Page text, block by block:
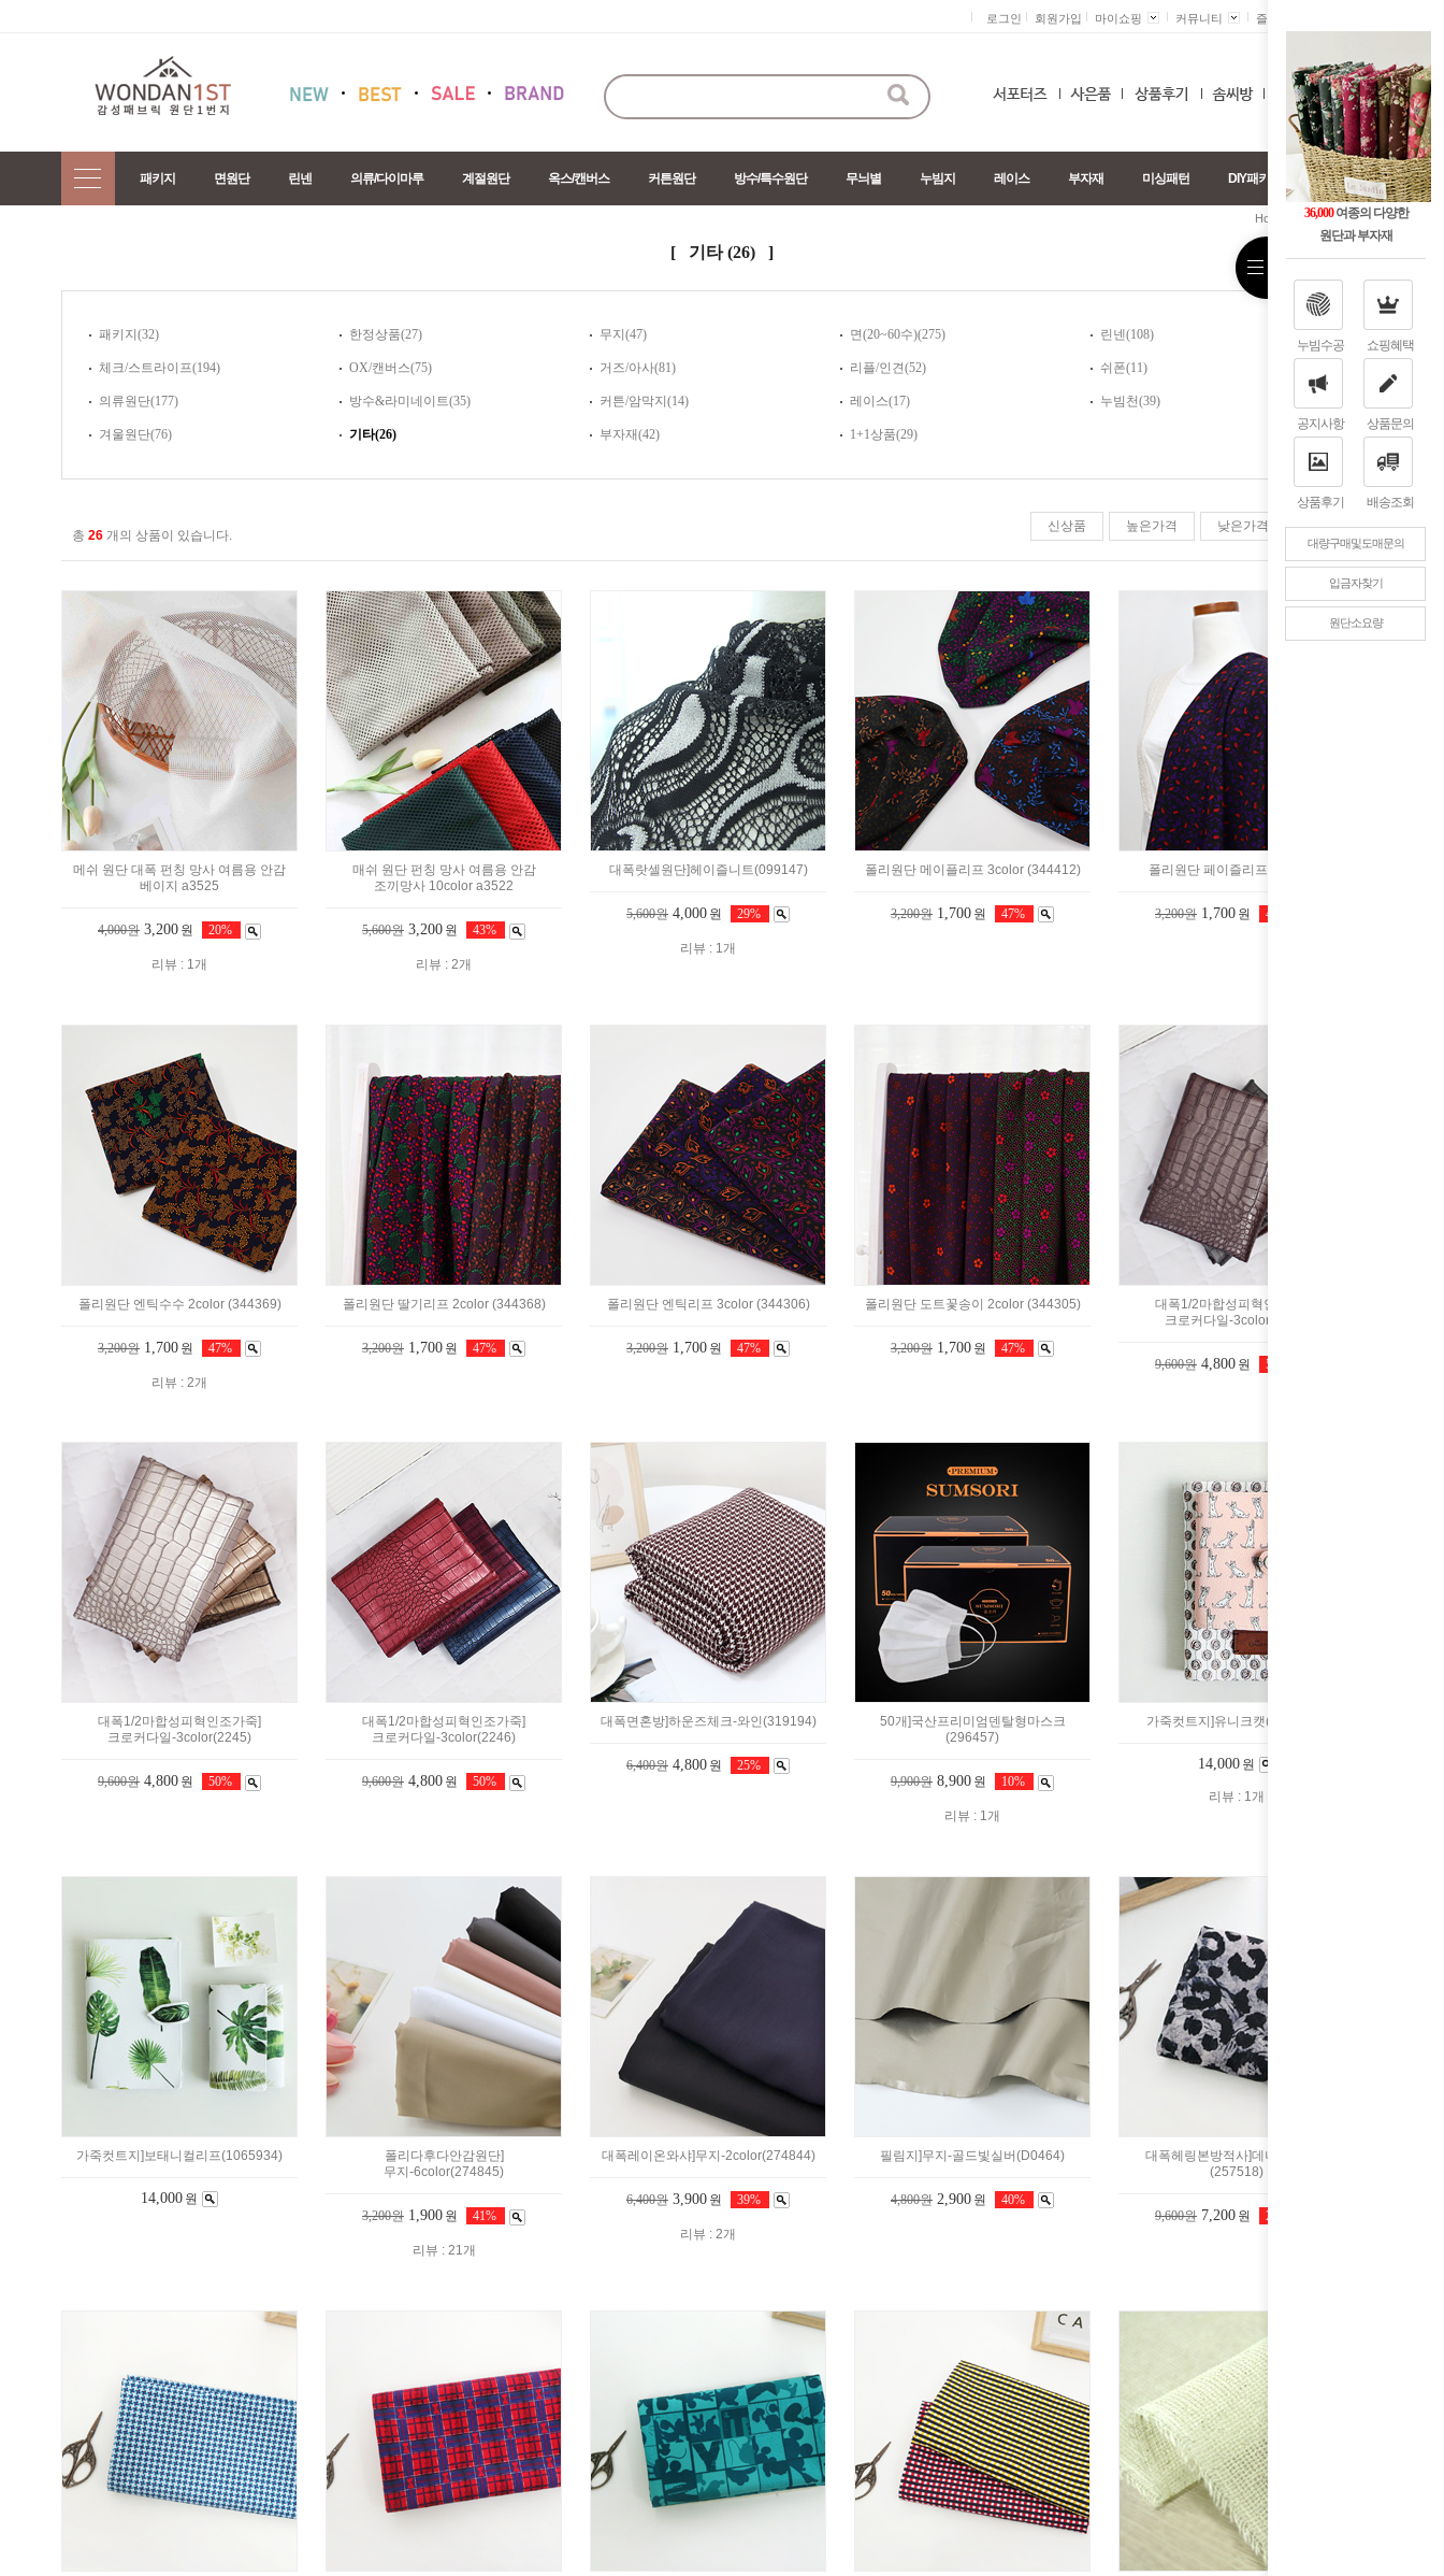
36,000여종의 다양한
원단과 부자재
누빔수공 쇼핑혜택
공지사항 상품문의
상품후기 배송조회
대량구매및도매문의
입금자찾기
원단소요량
로그인 회원가입 마이쇼핑 커뮤니티 즐겨찾기 +
0
패키지 면원단 린넨 의류/다이마루 계절원단 옥스/캔버스 커튼원단 방수/특수원단 무늬별 누빔지 레이스 부자재 미싱패턴 DIY패키지
Home 깜짝세일>기타
[ 기타(26) ]
패키지(32) 한정상품(27) 무지(47) 면(20~60수)(275) 린넨(108)
체크/스트라이프(194) OX/캔버스(75) 거즈/아사(81) 리플/인견(52) 쉬폰(11)
의류원단(177) 방수&라미네이트(35) 커튼/암막지(14) 레이스(17) 누빔천(39)
겨울원단(76) 기타(26) 부자재(42) 1+1상품(29)
총 26 개의 상품이 있습니다.
신상품 높은가격 낮은가격 판매순위
메쉬 원단 대폭 펀칭 망사 여름용 안감
베이지 a3525
4,000원 3,200 원 20%
리뷰 : 1개
매쉬 원단 펀칭 망사 여름용 안감
조끼망사 10color a3522
5,600원 3,200 원 43%
리뷰 : 2개
대폭랏셀원단]헤이즐니트(099147)
5,600원 4,000 원 29%
리뷰 : 1개
폴리원단 메이플리프 3color (344412)
3,200원 1,700 원 47%
폴리원단 페이즐리프 (344411)
3,200원 1,700 원 47%
폴리원단 엔틱수수 2color (344369)
3,200원 1,700 원 47%
리뷰 : 2개
폴리원단 딸기리프 2color (344368)
3,200원 1,700 원 47%
폴리원단 엔틱리프 3color (344306)
3,200원 1,700 원 47%
폴리원단 도트꽃송이 2color (344305)
3,200원 1,700 원 47%
대폭1/2마합성피혁인조가죽]
크로커다일-3color(2244)
9,600원 4,800 원 50%
대폭1/2마합성피혁인조가죽]
크로커다일-3color(2245)
9,600원 4,800 원 50%
대폭1/2마합성피혁인조가죽]
크로커다일-3color(2246)
9,600원 4,800 원 50%
대폭면혼방]하운즈체크-와인(319194)
6,400원 4,800 원 25%
50개]국산프리미엄덴탈형마스크
(296457)
9,900원 8,900 원 10%
리뷰 : 1개
가죽컷트지]유니크캣(1065933)
14,000 원
리뷰 : 1개
가죽컷트지]보태니컬리프(1065934)
14,000 원
폴리다후다안감원단]
무지-6color(274845)
3,200원 1,900 원 41%
리뷰 : 21개
대폭레이온와샤]무지-2color(274844)
6,400원 3,900 원 39%
리뷰 : 2개
필림지]무지-골드빛실버(D0464)
4,800원 2,900 원 40%
대폭헤링본방적사]데니레오파드
(257518)
9,600원 7,200 원 25%